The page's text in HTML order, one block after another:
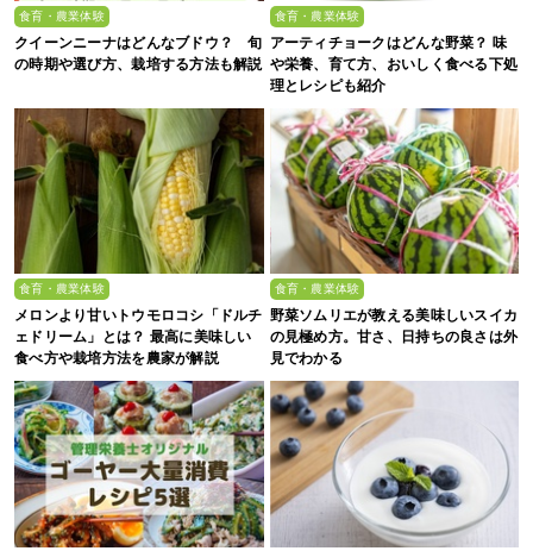
食育・農業体験
クイーンニーナはどんなブドウ？ 旬
の時期や選び方、栽培する方法も解説
食育・農業体験
アーティチョークはどんな野菜？ 味
や栄養、育て方、おいしく食べる下処
理とレシピも紹介
食育・農業体験
メロンより甘いトウモロコシ「ドルチ
ェドリーム」とは？ 最高に美味しい
食べ方や栽培方法を農家が解説
食育・農業体験
野菜ソムリエが教える美味しいスイカ
の見極め方。甘さ、日持ちの良さは外
見でわかる